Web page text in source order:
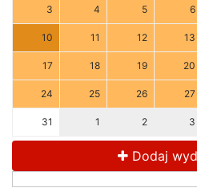
3 4 5 6
10 11 12 13
17 18 19 20
24 25 26 27
31 1 2 3
Dodaj